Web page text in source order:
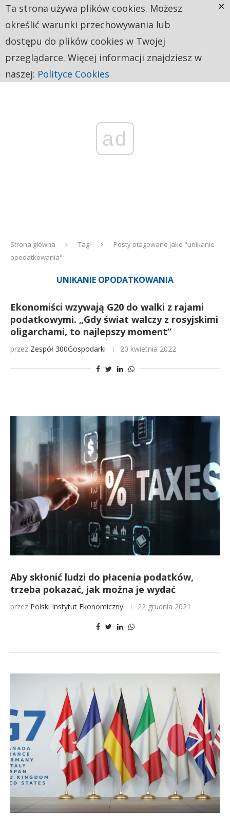
ad
Strona główna Tagi
Posty otagowane jako "unikanie
opodatkowania"
UNIKANIE OPODATKOWANIA
Ekonomiści wzywają G20 do walki z rajami
podatkowymi. „Gdy świat walczy z rosyjskimi
oligarchami, to najlepszy moment”
przez Zespół 300Gospodarki 20 kwietnia 2022
Aby skłonić ludzi do płacenia podatków,
trzeba pokazać, jak można je wydać
przez Polski Instytut Ekonomiczny 22 grudnia 2021
Ta strona używa plików cookies. Możesz
określić warunki przechowywania lub
dostępu do plików cookies w Twojej
przeglądarce. Więcej informacji znajdziesz w
naszej: Polityce Cookies
×